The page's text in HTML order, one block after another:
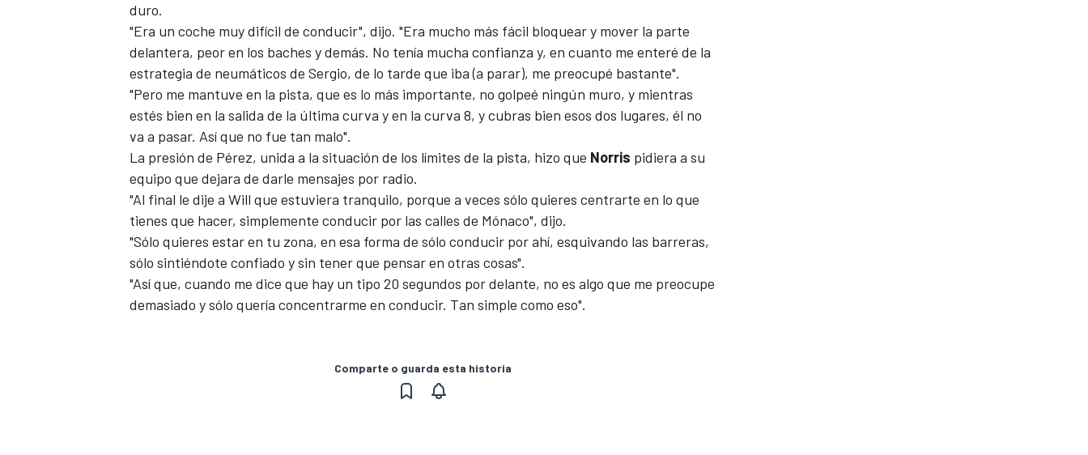
duro.
"Era un coche muy difícil de conducir", dijo. "Era mucho más fácil bloquear y mover la parte
delantera, peor en los baches y demás. No tenía mucha confianza y, en cuanto me enteré de la
estrategia de neumáticos de Sergio, de lo tarde que iba (a parar), me preocupé bastante".
"Pero me mantuve en la pista, que es lo más importante, no golpeé ningún muro, y mientras
estés bien en la salida de la última curva y en la curva 8, y cubras bien esos dos lugares, él no
va a pasar. Así que no fue tan malo".
La presión de Pérez, unida a la situación de los límites de la pista, hizo que Norris pidiera a su
equipo que dejara de darle mensajes por radio.
"Al final le dije a Will que estuviera tranquilo, porque a veces sólo quieres centrarte en lo que
tienes que hacer, simplemente conducir por las calles de Mónaco", dijo.
"Sólo quieres estar en tu zona, en esa forma de sólo conducir por ahí, esquivando las barreras,
sólo sintiéndote confiado y sin tener que pensar en otras cosas".
"Así que, cuando me dice que hay un tipo 20 segundos por delante, no es algo que me preocupe
demasiado y sólo quería concentrarme en conducir. Tan simple como eso".
Comparte o guarda esta historia